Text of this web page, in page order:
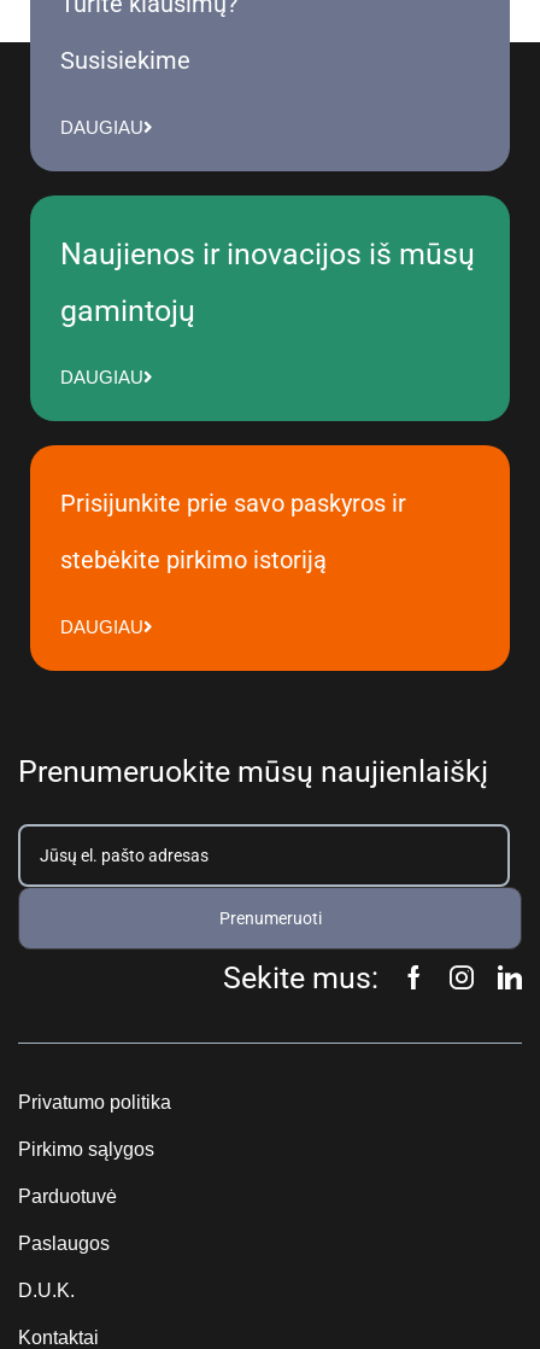
Susisiekime
DAUGIAU
Naujienos ir inovacijos iš mūsų
gamintojų
DAUGIAU
Prisijunkite prie savo paskyros ir
stebėkite pirkimo istoriją
DAUGIAU
Prenumeruokite mūsų naujienlaiškį
Prenumeruoti
Sekite mus:
Privatumo politika
Pirkimo sąlygos
Parduotuvė
Paslaugos
D.U.K.
Kontaktai